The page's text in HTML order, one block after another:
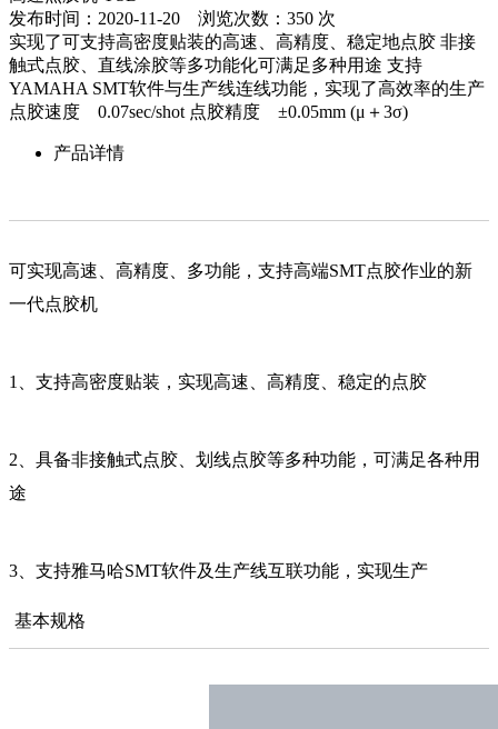
发布时间：2020-11-20 浏览次数：350 次
实现了可支持高密度贴装的高速、高精度、稳定地点胶 非接
触式点胶、直线涂胶等多功能化可满足多种用途 支持
YAMAHA SMT软件与生产线连线功能，实现了高效率的生产
点胶速度 0.07sec/shot 点胶精度 ±0.05mm (μ＋3σ)
产品详情
可实现高速、高精度、多功能，支持高端SMT点胶作业的新
一代点胶机
1、支持高密度贴装，实现高速、高精度、稳定的点胶
2、具备非接触式点胶、划线点胶等多种功能，可满足各种用
途
3、支持雅马哈SMT软件及生产线互联功能，实现生产
基本规格